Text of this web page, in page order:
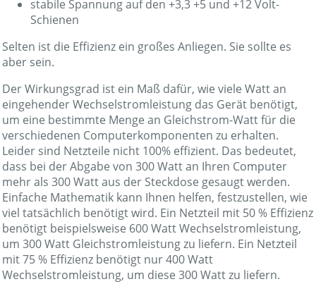
stabile Spannung auf den +3,3 +5 und +12 Volt-
Schienen
Selten ist die Effizienz ein großes Anliegen. Sie sollte es
aber sein.
Der Wirkungsgrad ist ein Maß dafür, wie viele Watt an
eingehender Wechselstromleistung das Gerät benötigt,
um eine bestimmte Menge an Gleichstrom-Watt für die
verschiedenen Computerkomponenten zu erhalten.
Leider sind Netzteile nicht 100% effizient. Das bedeutet,
dass bei der Abgabe von 300 Watt an Ihren Computer
mehr als 300 Watt aus der Steckdose gesaugt werden.
Einfache Mathematik kann Ihnen helfen, festzustellen, wie
viel tatsächlich benötigt wird. Ein Netzteil mit 50 % Effizienz
benötigt beispielsweise 600 Watt Wechselstromleistung,
um 300 Watt Gleichstromleistung zu liefern. Ein Netzteil
mit 75 % Effizienz benötigt nur 400 Watt
Wechselstromleistung, um diese 300 Watt zu liefern.